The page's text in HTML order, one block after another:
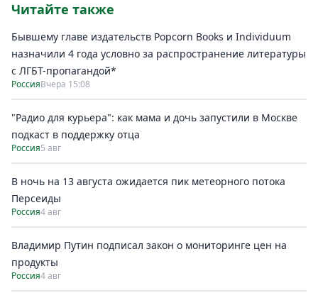
Читайте также
Бывшему главе издательств Popcorn Books и Individuum
назначили 4 года условно за распространение литературы
с ЛГБТ-пропагандой*
РоссияВчера 15:08
"Радио для курьера": как мама и дочь запустили в Москве
подкаст в поддержку отца
Россия5 авг
В ночь на 13 августа ожидается пик метеорного потока
Персеиды
Россия4 авг
Владимир Путин подписал закон о мониторинге цен на
продукты
Россия4 авг